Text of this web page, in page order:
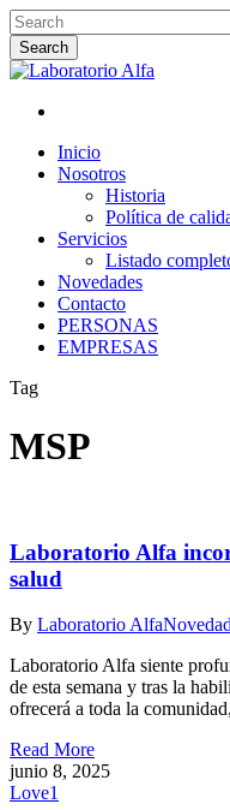
Skip
to
main
content
Search
Close
Menu
Menu
Inicio
Nosotros
Historia
Política de
Servicios
Listado
Novedades
Contacto
PERSONAS
EMPRESAS
Tag
MSP
Laboratorio Alfa
salud
By Laboratorio Alfa
Laboratorio Alfa siente
de esta semana y tras la
ofrecerá a toda la
Read More
junio 8, 2025
Love1